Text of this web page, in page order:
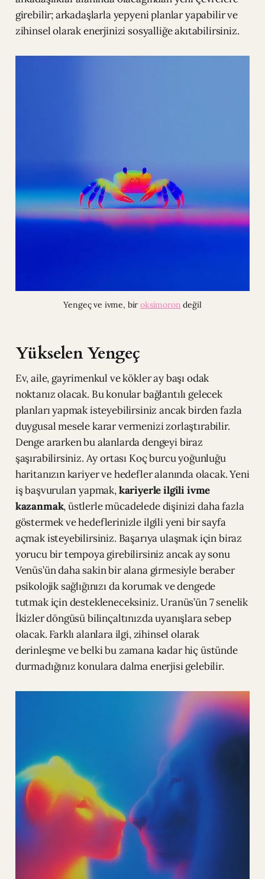
girebilir; arkadaşlarla yepyeni planlar yapabilir ve
zihinsel olarak enerjinizi sosyalliğe akıtabilirsiniz.
Yengeç ve ivme, bir oksimoron değil
Yükselen Yengeç
Ev, aile, gayrimenkul ve kökler ay başı odak
noktanız olacak. Bu konular bağlantılı gelecek
planları yapmak isteyebilirsiniz ancak birden fazla
duygusal mesele karar vermenizi zorlaştırabilir.
Denge ararken bu alanlarda dengeyi biraz
şaşırabilirsiniz. Ay ortası Koç burcu yoğunluğu
haritanızın kariyer ve hedefler alanında olacak. Yeni
iş başvuruları yapmak,kariyerle ilgili ivme
kazanmak, üstlerle mücadelede dişinizi daha fazla
göstermek ve hedeflerinizle ilgili yeni bir sayfa
açmak isteyebilirsiniz. Başarıya ulaşmak için biraz
yorucu bir tempoya girebilirsiniz ancak ay sonu
Venüs’ün daha sakin bir alana girmesiyle beraber
psikolojik sağlığınızı da korumak ve dengede
tutmak için destekleneceksiniz. Uranüs’ün 7 senelik
İkizler döngüsü bilinçaltınızda uyanışlara sebep
olacak. Farklı alanlara ilgi, zihinsel olarak
derinleşme ve belki bu zamana kadar hiç üstünde
durmadığınız konulara dalma enerjisi gelebilir.